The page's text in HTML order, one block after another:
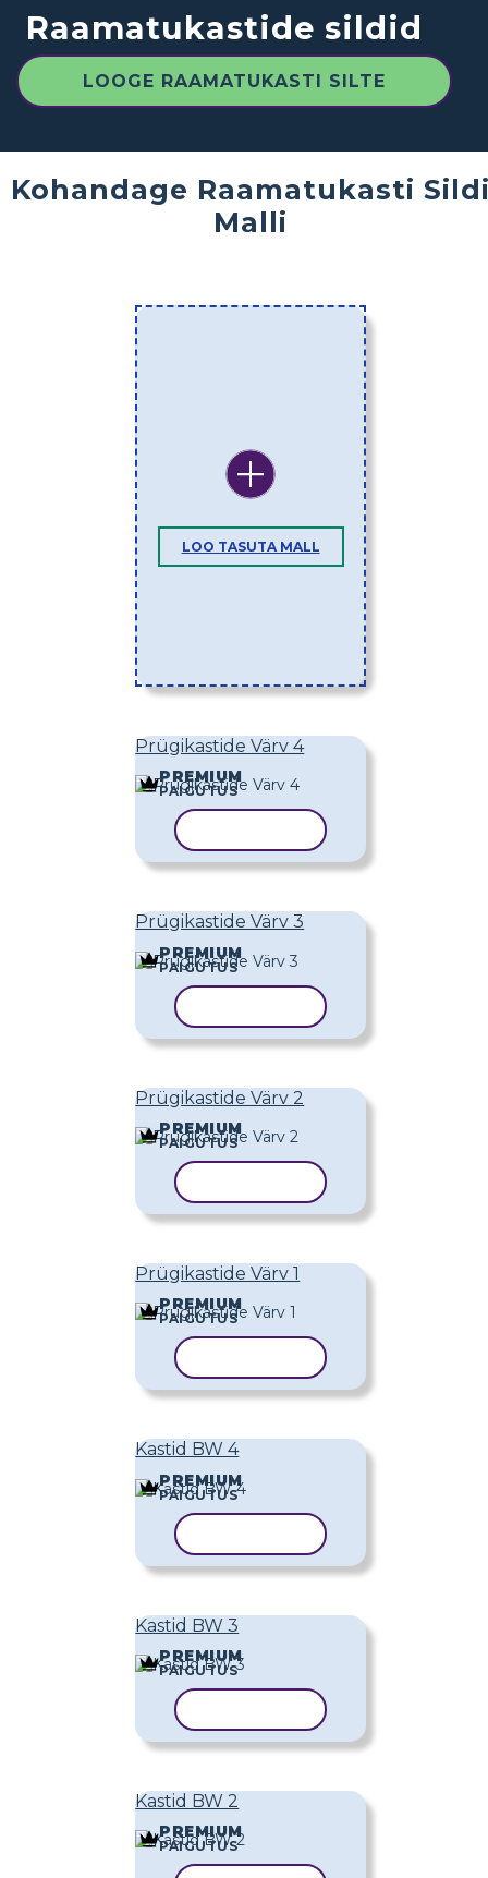
Raamatukastide sildid
LOOGE RAAMATUKASTI SILTE
Kohandage Raamatukasti
Malli
LOO TASUTA MALL
Prügikastide Värv 4
PREMIUM
PAIGUTUS
Prügikastide Värv 3
PREMIUM
PAIGUTUS
Prügikastide Värv 2
PREMIUM
PAIGUTUS
Prügikastide Värv 1
PREMIUM
PAIGUTUS
Kastid BW 4
PREMIUM
PAIGUTUS
Kastid BW 3
PREMIUM
PAIGUTUS
Kastid BW 2
PREMIUM
PAIGUTUS